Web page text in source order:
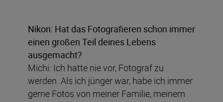
Nikon: Hat das Fotografieren schon immer
einen großen Teil deines Lebens
ausgemacht?
Michi: Ich hatte nie vor, Fotograf zu
werden. Als ich jünger war, habe ich immer
gerne Fotos von meiner Familie, meinem